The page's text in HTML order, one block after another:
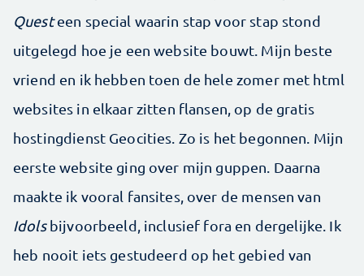
Questeen special waarin stap voor stap stond
uitgelegd hoe je een website bouwt. Mijn beste
vriend en ik hebben toen de hele zomer met html
websites in elkaar zitten flansen, op de gratis
hostingdienst Geocities. Zo is het begonnen. Mijn
eerste website ging over mijn guppen. Daarna
maakte ik vooral fansites, over de mensen van
Idolsbijvoorbeeld, inclusief fora en dergelijke. Ik
heb nooit iets gestudeerd op het gebied van